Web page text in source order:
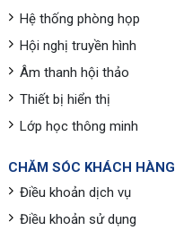
Hệ thống phòng họp
Hội nghị truyền hình
Âm thanh hội thảo
Thiết bị hiển thị
Lớp học thông minh
CHĂM SÓC KHÁCH HÀNG
Điều khoản dịch vụ
Điều khoản sử dụng